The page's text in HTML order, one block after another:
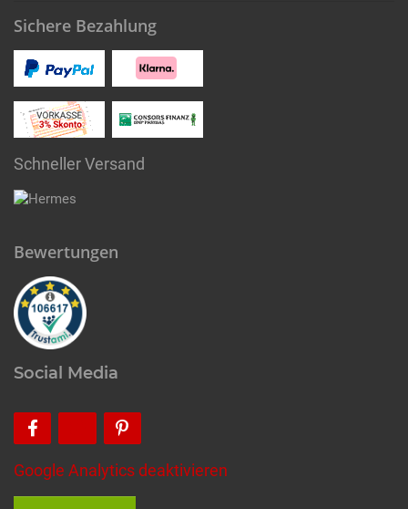
Sichere Bezahlung
Schneller Versand
Bewertungen
Social Media
Google Analytics deaktivieren